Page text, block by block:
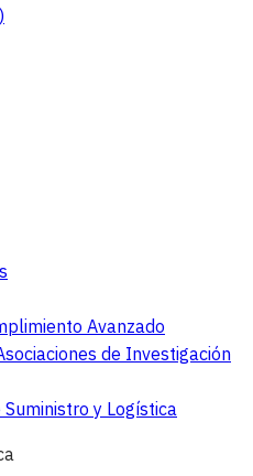
Avanzado
de Investigación
y Logística